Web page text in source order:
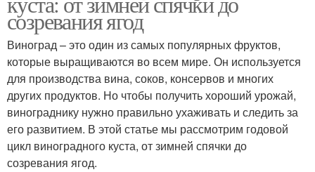
созревания ягод
Виноград – это один из самых популярных фруктов,
которые выращиваются во всем мире. Он используется
для производства вина, соков, консервов и многих
других продуктов. Но чтобы получить хороший урожай,
винограднику нужно правильно ухаживать и следить за
его развитием. В этой статье мы рассмотрим годовой
цикл виноградного куста, от зимней спячки до
созревания ягод.